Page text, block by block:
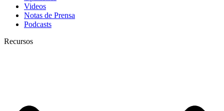
Videos
Notas de Prensa
Podcasts
Recursos